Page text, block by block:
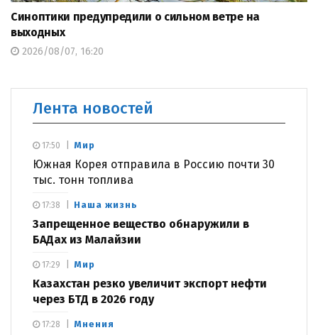
Синоптики предупредили о сильном ветре на
выходных
2026/08/07, 16:20
Лента новостей
Мир
Южная Корея отправила в Россию почти 30
тыс. тонн топлива
17:50
Наша жизнь
Запрещенное вещество обнаружили в
БАДах из Малайзии
17:38
Мир
Казахстан резко увеличит экспорт нефти
через БТД в 2026 году
17:29
Мнения
17:28